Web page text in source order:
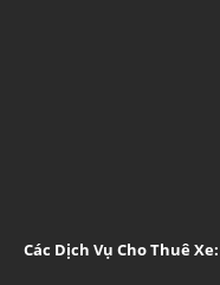
Các Dịch Vụ Cho Thuê Xe: